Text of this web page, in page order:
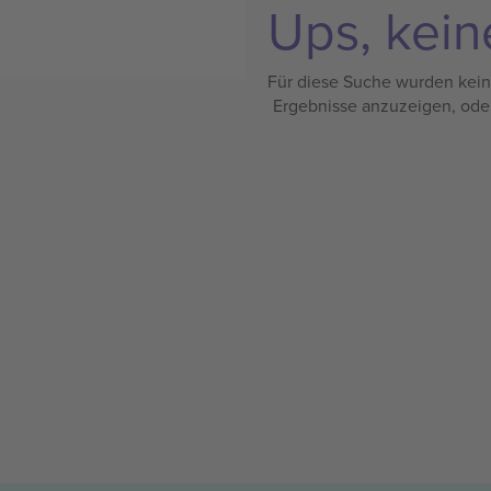
Ups,
Für diese Suche wurden
Ergebnisse anzuzeigen,